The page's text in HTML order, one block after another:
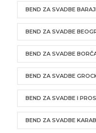
BEND ZA SVADBE
BEND ZA SVADBE
BEND ZA SVADBE
BEND ZA SVADBE
BEND ZA SVADBE I
BEND ZA SVADBE